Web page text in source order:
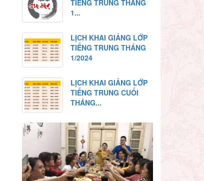
TIẾNG TRUNG THÁNG
1...
LỊCH KHAI GIẢNG LỚP
TIẾNG TRUNG THÁNG
1/2024
LỊCH KHAI GIẢNG LỚP
TIẾNG TRUNG CUỐI
THÁNG...